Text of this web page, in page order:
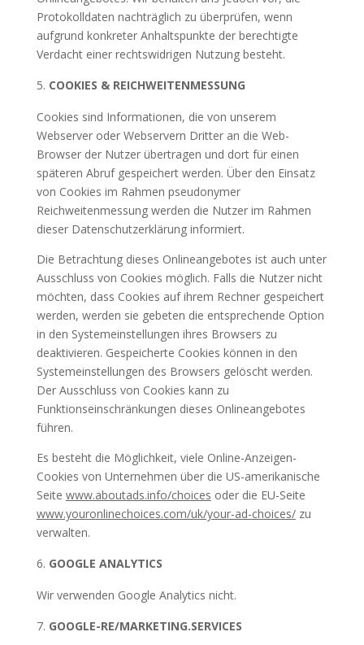
Protokolldaten nachträglich zu überprüfen, wenn
aufgrund konkreter Anhaltspunkte der berechtigte
Verdacht einer rechtswidrigen Nutzung besteht.
COOKIES & REICHWEITENMESSUNG
Cookies sind Informationen, die von unserem
Webserver oder Webservern Dritter an die Web-
Browser der Nutzer übertragen und dort für einen
späteren Abruf gespeichert werden. Über den Einsatz
von Cookies im Rahmen pseudonymer
Reichweitenmessung werden die Nutzer im Rahmen
dieser Datenschutzerklärung informiert.
Die Betrachtung dieses Onlineangebotes ist auch unter
Ausschluss von Cookies möglich. Falls die Nutzer nicht
möchten, dass Cookies auf ihrem Rechner gespeichert
werden, werden sie gebeten die entsprechende Option
in den Systemeinstellungen ihres Browsers zu
deaktivieren. Gespeicherte Cookies können in den
Systemeinstellungen des Browsers gelöscht werden.
Der Ausschluss von Cookies kann zu
Funktionseinschränkungen dieses Onlineangebotes
führen.
Es besteht die Möglichkeit, viele Online-Anzeigen-
Cookies von Unternehmen über die US-amerikanische
Seite www.aboutads.info/choices oder die EU-Seite
www.youronlinechoices.com/uk/your-ad-choices/zu
verwalten.
GOOGLE ANALYTICS
Wir verwenden Google Analytics nicht.
GOOGLE-RE/MARKETING.SERVICES